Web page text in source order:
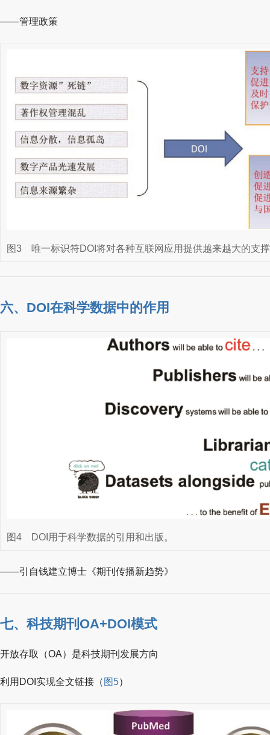
——管理政策
图3 唯一标识符DOI将对各种互联网应用提供越来越大的支
六、DOI在科学数据中的作用
图4 DOI用于科学数据的引用和出版。
——引自钱建立博士《期刊传播新趋势》
七、科技期刊OA+DOI模式
开放存取（OA）是科技期刊发展方向
利用DOI实现全文链接（ 图5）